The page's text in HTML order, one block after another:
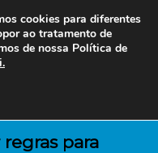
para
cookies para diferentes
ao tratamento de
de nossa Política de